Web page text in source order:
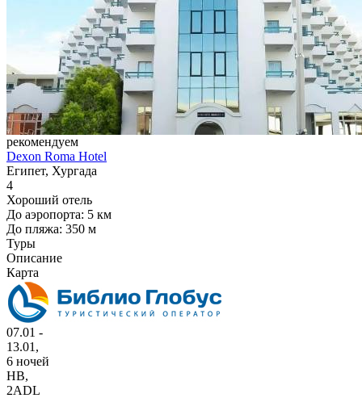
рекомендуем
Dexon Roma Hotel
Египет, Хургада
4
Хороший отель
До аэропорта: 5 км
До пляжа: 350 м
Туры
Описание
Карта
07.01 -
13.01,
6 ночей
HB,
2ADL